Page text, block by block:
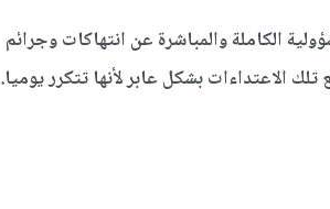
الكاملة والمباشرة عن انتهاكات وجرائم
الاعتداءات بشكل عابر لأنها تتكرر يوميا.